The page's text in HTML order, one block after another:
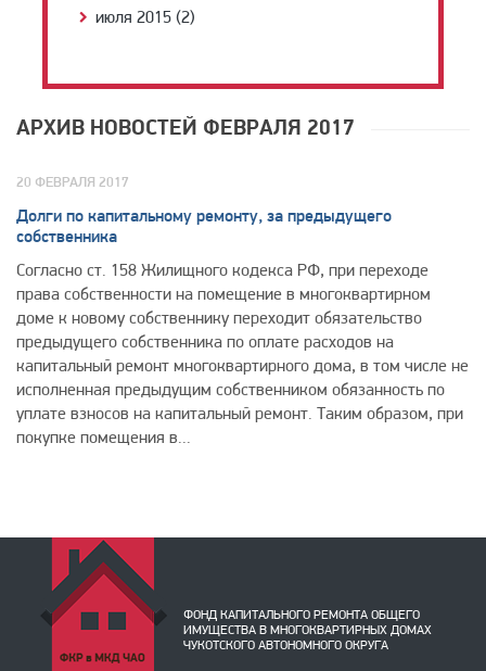
июля 2015 (2)
АРХИВ НОВОСТЕЙ ФЕВРАЛЯ 2017
20 ФЕВРАЛЯ 2017
Долги по капитальному ремонту, за предыдущего
собственника
Согласно ст. 158 Жилищного кодекса РФ, при переходе
права собственности на помещение в многоквартирном
доме к новому собственнику переходит обязательство
предыдущего собственника по оплате расходов на
капитальный ремонт многоквартирного дома, в том числе не
исполненная предыдущим собственником обязанность по
уплате взносов на капитальный ремонт. Таким образом, при
покупке помещения в...
ФОНД КАПИТАЛЬНОГО РЕМОНТА ОБЩЕГО
ИМУЩЕСТВА В МНОГОКВАРТИРНЫХ ДОМАХ
ЧУКОТСКОГО АВТОНОМНОГО ОКРУГА